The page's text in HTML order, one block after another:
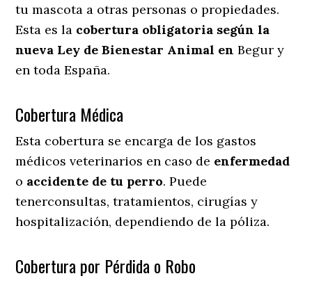
tu mascota a otras personas o propiedades.
Esta es la cobertura obligatoria según la
nueva Ley de Bienestar Animal enBegur y
en toda España.
Cobertura Médica
Esta cobertura se encarga de los gastos
médicos veterinarios en caso de enfermedad
o accidente de tu perro. Puede
tenerconsultas, tratamientos, cirugías y
hospitalización, dependiendo de la póliza.
Cobertura por Pérdida o Robo